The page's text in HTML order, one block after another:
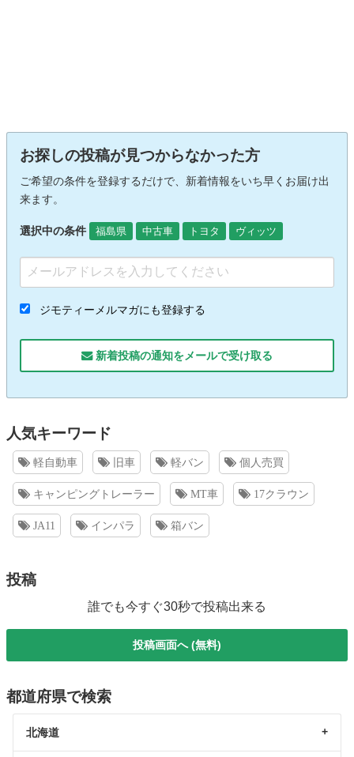
お探しの投稿が見つからなかった方
ご希望の条件を登録するだけで、新着情報をいち早くお届け出
来ます。
選択中の条件 福島県 中古車 トヨタ ヴィッツ
ジモティーメルマガにも登録する
新着投稿の通知をメールで受け取る
人気キーワード
軽自動車 旧車 軽バン 個人売買
キャンピングトレーラー MT車 17クラウン
JA11 インパラ 箱バン
投稿
誰でも今すぐ30秒で投稿出来る
投稿画面へ (無料)
都道府県で検索
北海道